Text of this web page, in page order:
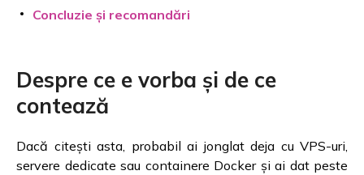
Concluzie și recomandări
Despre ce e vorba și de ce
contează
Dacă citești asta, probabil ai jonglat deja cu VPS-uri,
servere dedicate sau containere Docker și ai dat peste